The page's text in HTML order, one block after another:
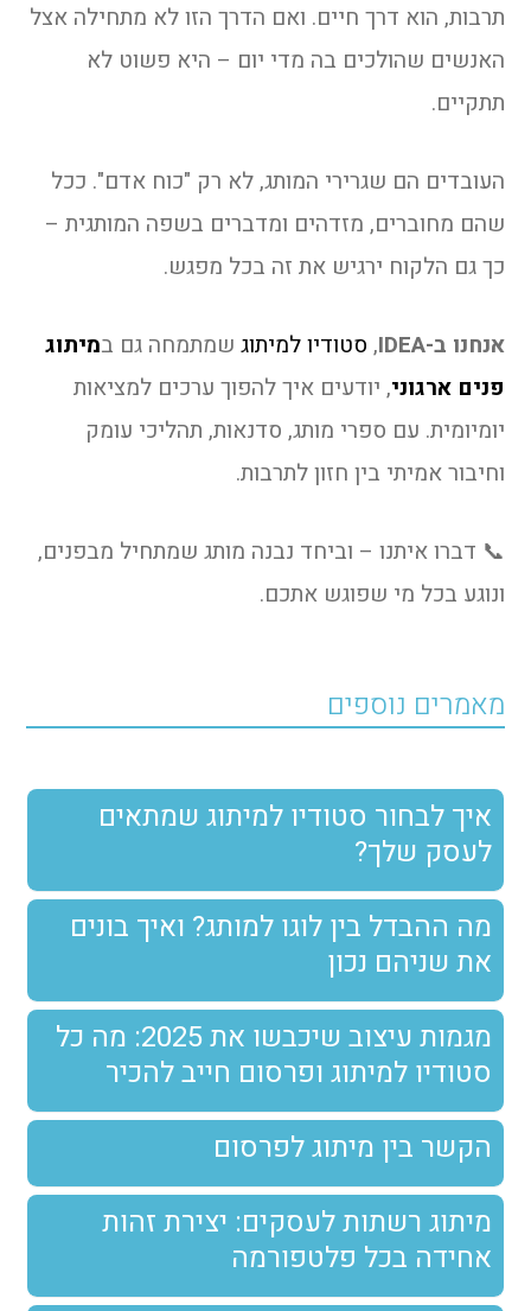
מאמרים נוספים
איך לבחור סטודיו למיתוג שמתאים
לעסק שלך?
מה ההבדל בין לוגו למותג? ואיך בונים
את שניהם נכון
מגמות עיצוב שיכבשו את 2025: מה כל
סטודיו למיתוג ופרסום חייב להכיר
הקשר בין מיתוג לפרסום
מיתוג רשתות לעסקים: יצירת זהות
אחידה בכל פלטפורמה
תרבות, הוא דרך חיים. ואם הדרך הזו לא מתחילה אצל
האנשים שהולכים בה מדי יום – היא פשוט לא
תתקיים.
העובדים הם שגרירי המותג, לא רק "כוח אדם". ככל
שהם מחוברים, מזדהים ומדברים בשפה המותגית –
כך גם הלקוח ירגיש את זה בכל מפגש.
אנחנו ב-IDEA , סטודיו למיתוג שמתמחה גם במיתוג
פנים ארגוני, יודעים איך להפוך ערכים למציאות
יומיומית. עם ספרי מותג, סדנאות, תהליכי עומק
וחיבור אמיתי בין חזון לתרבות.
📞 דברו איתנו – וביחד נבנה מותג שמתחיל מבפנים,
ונוגע בכל מי שפוגש אתכם.